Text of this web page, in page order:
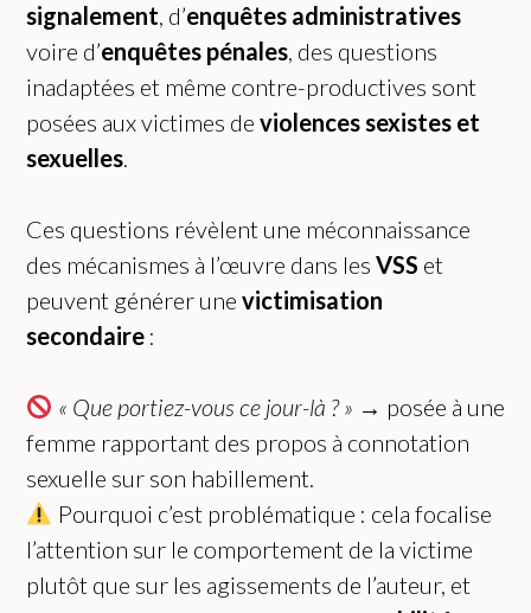
signalement, d’enquêtes administratives
voire d’enquêtes pénales, des questions
inadaptées et même contre-productives sont
posées aux victimes de violences sexistes et
sexuelles.
Ces questions révèlent une méconnaissance
des mécanismes à l’œuvre dans les VSS et
peuvent générer une victimisation
secondaire :
« Que portiez-vous ce jour-là ? » → posée à une
femme rapportant des propos à connotation
sexuelle sur son habillement.
Pourquoi c’est problématique : cela focalise
l’attention sur le comportement de la victime
plutôt que sur les agissements de l’auteur, et